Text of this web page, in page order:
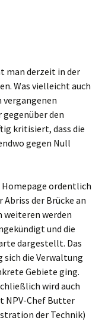
man derzeit in der
Was vielleicht auch
vergangenen
den
kritisiert, dass die
gegen Null
ordentlich
Abriss der Brücke an
weiteren werden
und die
dargestellt. Das
die Verwaltung
Gebiete ging.
wird auch
NPV-Chef Butter
der Technik)